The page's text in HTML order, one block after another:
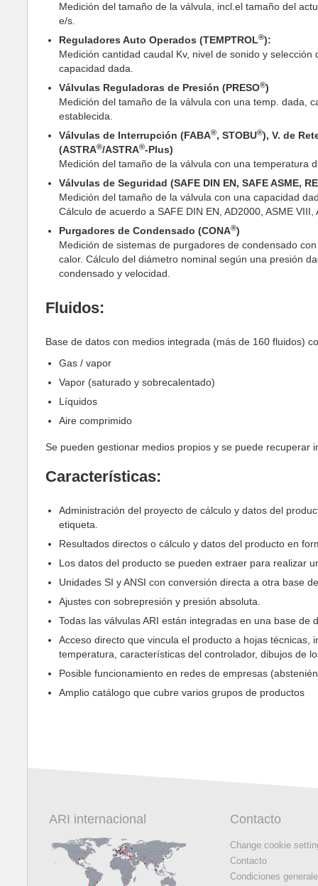
Medición del tamaño de la válvula, incl.el tamaño del
e/s.
Reguladores Auto Operados (TEMPTROL®):
Medición cantidad caudal Kv, nivel de sonido y
capacidad dada.
Válvulas Reguladoras de Presión (PRESO®)
Medición del tamaño de la válvula con una temp. dada,
establecida.
Válvulas de Interrupción (FABA®, STOBU®), V. de
(ASTRA®/ASTRA®-Plus)
Medición del tamaño de la válvula con una temperatura
Válvulas de Seguridad (SAFE DIN EN, SAFE ASME,
Medición del tamaño de la válvula con una capacidad
Cálculo de acuerdo a SAFE DIN EN, AD2000, ASME VIII,
Purgadores de Condensado (CONA®)
Medición de sistemas de purgadores de condensado
calor. Cálculo del diámetro nominal según una presión
condensado y velocidad.
Fluidos:
Base de datos con medios integrada (más de 160 fluidos)
Gas / vapor
Vapor (saturado y sobrecalentado)
Líquidos
Aire comprimido
Se pueden gestionar medios propios y se puede recuperar
Características:
Administración del proyecto de cálculo y datos del
etiqueta.
Resultados directos o cálculo y datos del producto en
Los datos del producto se pueden extraer para realizar
Unidades SI y ANSI con conversión directa a otra base
Ajustes con sobrepresión y presión absoluta.
Todas las válvulas ARI están integradas en una base de
Acceso directo que vincula el producto a hojas técnicas,
temperatura, características del controlador, dibujos de
Posible funcionamiento en redes de empresas
Amplio catálogo que cubre varios grupos de productos
ARI internacional Contacto
Change cookie
Contacto
Condiciones